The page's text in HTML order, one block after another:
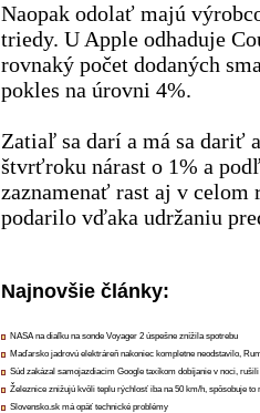
Naopak odolať majú
triedy. U Apple odhaduje
rovnaký počet dodaných
pokles na úrovni 4%.
Zatiaľ sa darí a má sa dariť
štvrťroku nárast o 1% a
zaznamenať rast aj v
podarilo vďaka udržaniu
Najnovšie články:
NASA na diaľku na sonde Voyager 2 úspešne znížila spotrebu
Maďarsko jadrovú elektráreň nakoniec kompletne neodstavilo,
Súd zakázal samojazdiacim Google taxíkom dobíjanie v noci,
Železnice znižujú kvôli teplu rýchlosť iba na 50 km/h, spôsobuje to
Slovensko.sk má opäť technické problémy